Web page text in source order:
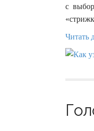
с
Читать